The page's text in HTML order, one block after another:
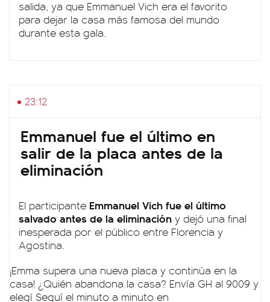
salida, ya que Emmanuel Vich era el favorito
para dejar la casa más famosa del mundo
durante esta gala.
23:12
Emmanuel fue el último en
salir de la placa antes de la
eliminación
El participante Emmanuel Vich fue el último
salvado antes de la eliminación y dejó una final
inesperada por el público entre Florencia y
Agostina.
¡Emma supera una nueva placa y continúa en la
casa! ¿Quién abandona la casa? Envía GH al 9009 y